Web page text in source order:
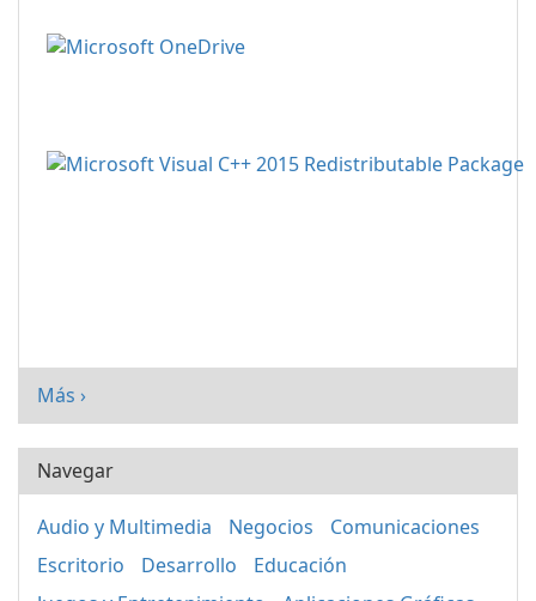
Más ›
Navegar
Audio y Multimedia Negocios
Comunicaciones
Escritorio
Desarrollo
Educación